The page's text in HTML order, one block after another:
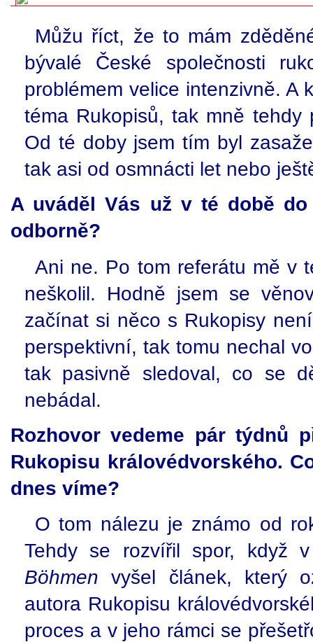
Můžu říct, že to mám
bývalé České společnosti
problémem velice intenzivně. A
téma Rukopisů, tak mně tehdy
Od té doby jsem tím byl
tak asi od osmnácti let nebo
A uváděl Vás už v té době
odborně?
Ani ne. Po tom referátu mě v
neškolil. Hodně jsem se
začínat si něco s Rukopisy
perspektivní, tak tomu nechal
tak pasivně sledoval, co se
nebádal.
Rozhovor vedeme pár týdnů
Rukopisu královédvorského.
dnes víme?
O tom nálezu je známo od
Tehdy se rozvířil spor, když
Böhmen vyšel článek, který
autora Rukopisu
proces a v jeho rámci se